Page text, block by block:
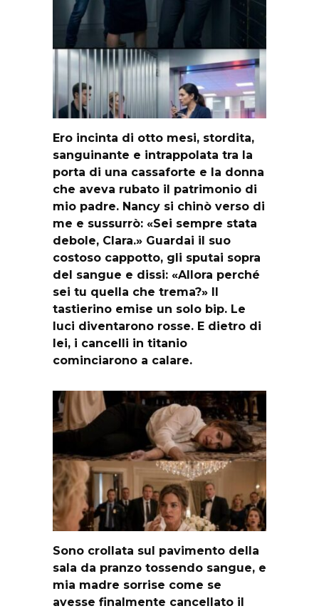
Ero incinta di otto mesi, stordita,
sanguinante e intrappolata tra la
porta di una cassaforte e la donna
che aveva rubato il patrimonio di
mio padre. Nancy si chinò verso di
me e sussurrò: «Sei sempre stata
debole, Clara.» Guardai il suo
costoso cappotto, gli sputai sopra
del sangue e dissi: «Allora perché
sei tu quella che trema?» Il
tastierino emise un solo bip. Le
luci diventarono rosse. E dietro di
lei, i cancelli in titanio
cominciarono a calare.
Sono crollata sul pavimento della
sala da pranzo tossendo sangue, e
mia madre sorrise come se
avesse finalmente cancellato il